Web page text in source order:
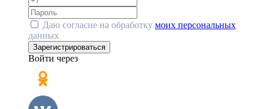
Даю согласие на обработку моих персональных
данных
Зарегистрироваться
Войти через